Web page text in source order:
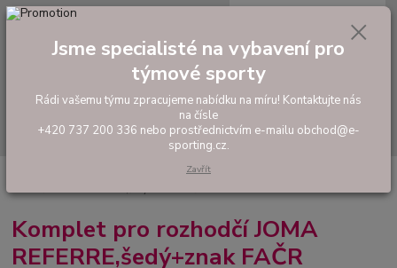
Hledat
tel: +420 737 200 336
0,00 Kč
Oblečení pro rozhodčí
rozhodčí JOMA REFERRE,šedý+znak FAČR
Komplet pro rozhodčí JOMA
REFERRE,šedý+znak FAČR
Jsme specialisté na vybavení pro
týmové sporty
Rádi vašemu týmu zpracujeme nabídku na míru! Kontaktujte nás
na čísle
+420 737 200 336 nebo prostřednictvím e-mailu obchod@e-
sporting.cz.
Zavřít